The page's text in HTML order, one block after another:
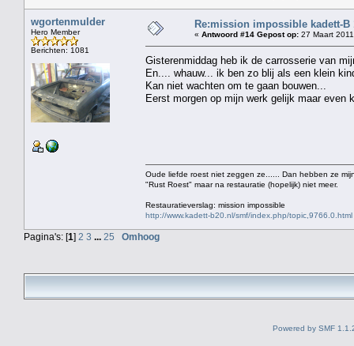
wgortenmulder
Hero Member
Berichten: 1081
Re:mission impossible kadett-B
« Antwoord #14 Gepost op: 27 Maart
Gisterenmiddag heb ik de carrosserie van
En.... whauw... ik ben zo blij als een klein
Kan niet wachten om te gaan bouwen...
Eerst morgen op mijn werk gelijk maar
Oude liefde roest niet zeggen ze...... Dan hebben ze
"Rust Roest" maar na restauratie (hopelijk) niet meer.
Restauratieverslag: mission impossible
http://www.kadett-b20.nl/smf/index.php/topic,9766.0.html
Pagina's: [1] 2 3 ... 25 Omhoog
Powered by SMF